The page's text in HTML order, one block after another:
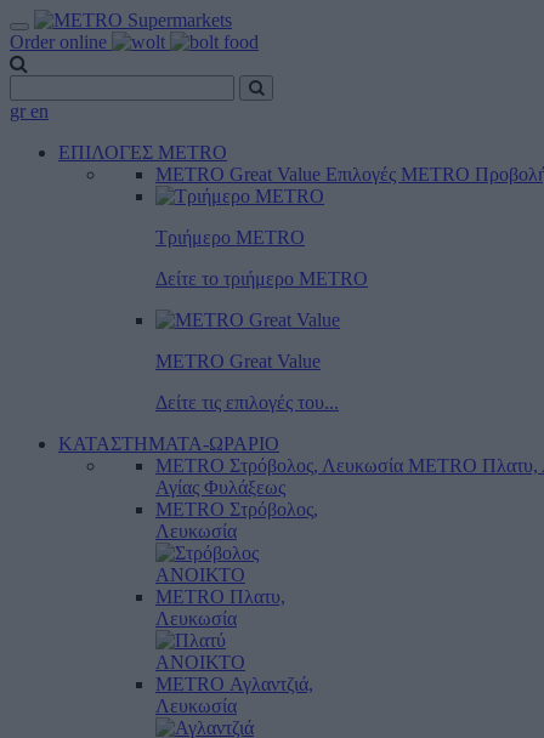
Order online
gr en
ΕΠΙΛΟΓΕΣ METRO
METRO Great Value Επιλογές METRO
Τριήμερο METRO
Δείτε το τριήμερο ΜΕTRO
METRO Great Value
Δείτε τις επιλογές του...
ΚΑΤΑΣΤΗΜΑΤΑ-ΩΡΑΡΙΟ
METRO Στρόβολος, Λευκωσία METRO Πλατυ,
Αγίας Φυλάξεως
METRO Στρόβολος,
Λευκωσία
ΑΝΟΙΚΤΟ
METRO Πλατυ,
Λευκωσία
ΑΝΟΙΚΤΟ
METRO Αγλαντζιά,
Λευκωσία